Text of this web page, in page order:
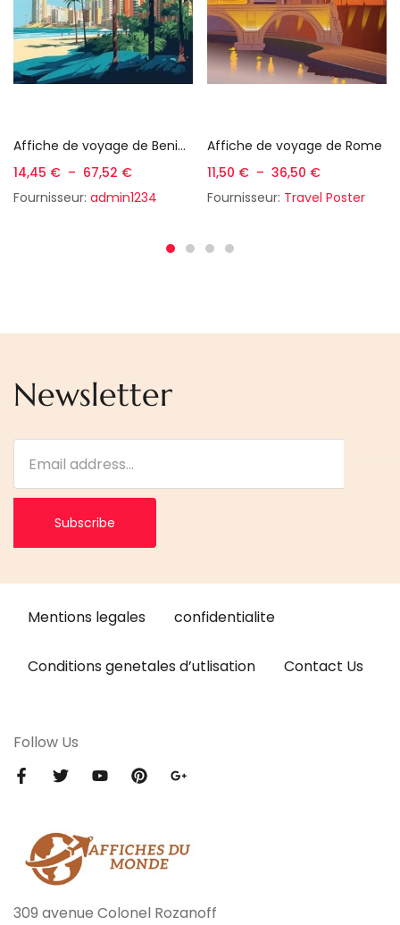
Affiche de voyage de Benidorm
14,45 € – 67,52 €
Fournisseur: admin1234
Affiche de voyage de Rome
11,50 € – 36,50 €
Fournisseur: Travel Poster
Newsletter
Subscribe
Mentions legales confidentialite
Conditions genetales d’utlisation Contact Us
Follow Us
309 avenue Colonel Rozanoff